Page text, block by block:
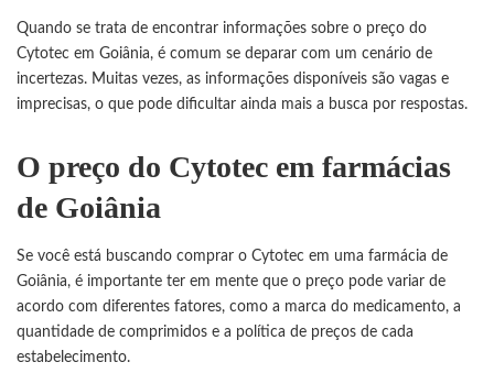
Quando se trata de encontrar informações sobre o preço do
Cytotec em Goiânia, é comum se deparar com um cenário de
incertezas. Muitas vezes, as informações disponíveis são vagas e
imprecisas, o que pode dificultar ainda mais a busca por respostas.
O preço do Cytotec em farmácias
de Goiânia
Se você está buscando comprar o Cytotec em uma farmácia de
Goiânia, é importante ter em mente que o preço pode variar de
acordo com diferentes fatores, como a marca do medicamento, a
quantidade de comprimidos e a política de preços de cada
estabelecimento.